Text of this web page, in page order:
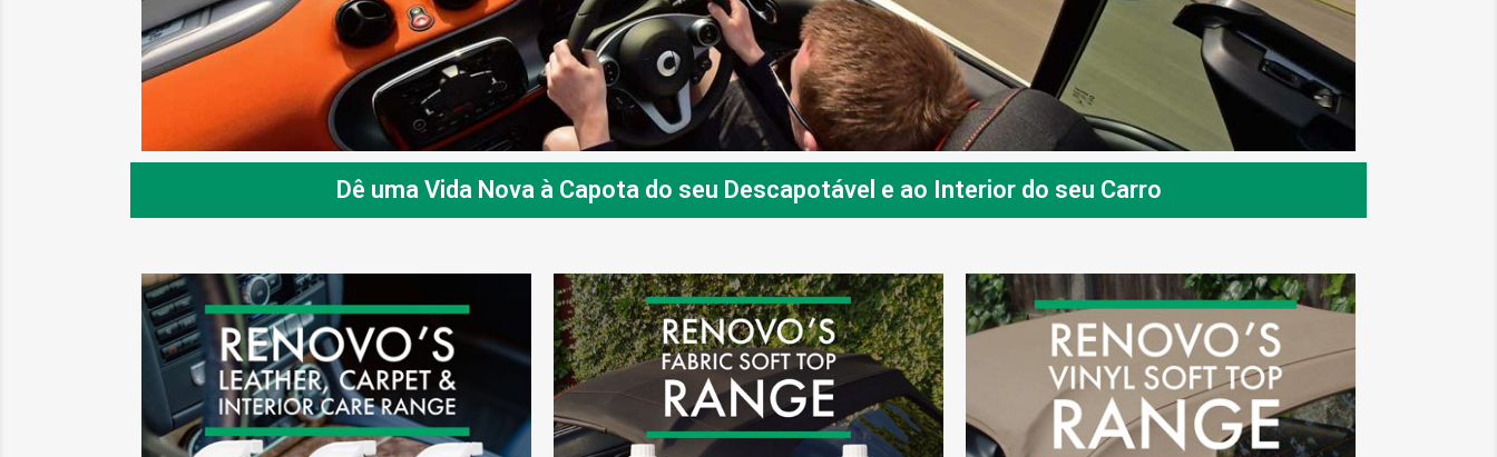
Dê uma Vida Nova à Capota do seu Descapotável e ao Interior do seu Carro